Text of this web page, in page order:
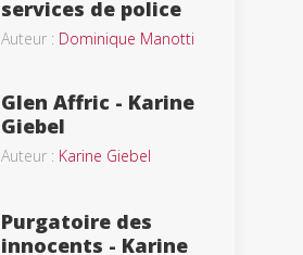
services de police
Auteur : Dominique Manotti
Glen Affric - Karine
Giebel
Auteur : Karine Giebel
Purgatoire des
innocents - Karine